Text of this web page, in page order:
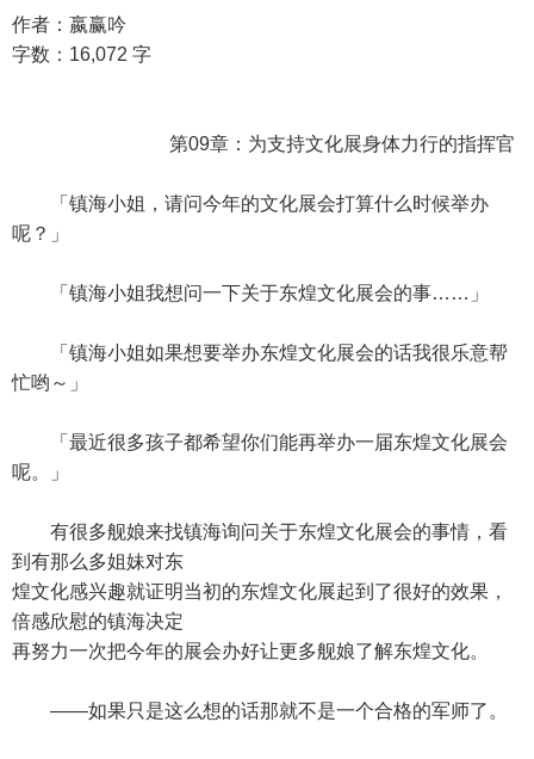
作者：嬴赢吟
字数：16,072 字
第09章：为支持文化展身体力行的指挥官
「镇海小姐，请问今年的文化展会打算什么时候举办
呢？」
「镇海小姐我想问一下关于东煌文化展会的事……」
「镇海小姐如果想要举办东煌文化展会的话我很乐意帮
忙哟～」
「最近很多孩子都希望你们能再举办一届东煌文化展会
呢。」
有很多舰娘来找镇海询问关于东煌文化展会的事情，看
到有那么多姐妹对东
煌文化感兴趣就证明当初的东煌文化展起到了很好的效果，
倍感欣慰的镇海决定
再努力一次把今年的展会办好让更多舰娘了解东煌文化。
——如果只是这么想的话那就不是一个合格的军师了。